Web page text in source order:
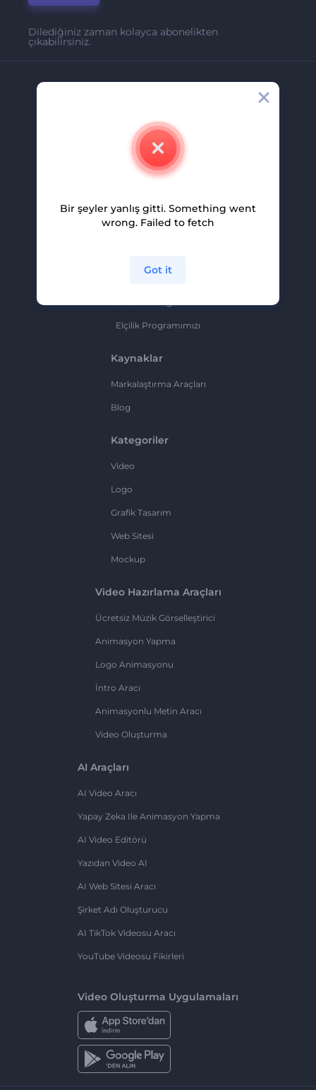
Dilediğiniz zaman kolayca abonelikten
çıkabilirsiniz.
İletişim
Kariyer
Ortaklık Programı
Elçilik Programımızı
Kaynaklar
Markalaştırma Araçları
Blog
Kategoriler
Video
Logo
Grafik Tasarım
Web Sitesi
Mockup
Video Hazırlama Araçları
Ücretsiz Müzik Görselleştirici
Animasyon Yapma
Logo Animasyonu
İntro Aracı
Animasyonlu Metin Aracı
Video Oluşturma
AI Araçları
AI Video Aracı
Yapay Zeka Ile Animasyon Yapma
AI Video Editörü
Yazıdan Video AI
AI Web Sitesi Aracı
Şirket Adı Oluşturucu
AI TikTok Videosu Aracı
YouTube Videosu Fikirleri
Video Oluşturma Uygulamaları
Bir şeyler yanlış gitti. Something went
wrong. Failed to fetch
Got it